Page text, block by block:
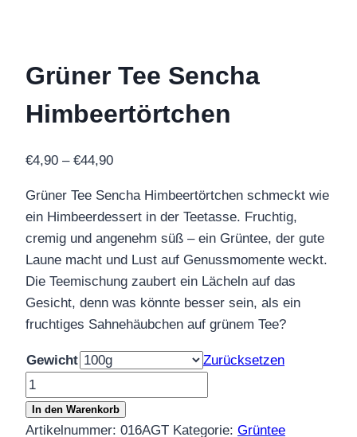
Grüner Tee Sencha
Himbeertörtchen
€4,90 – €44,90Preisspanne:
bis
€44,90
Grüner Tee Sencha Himbeertörtchen schmeckt wie
ein Himbeerdessert in der Teetasse. Fruchtig,
cremig und angenehm süß – ein Grüntee, der gute
Laune macht und Lust auf Genussmomente weckt.
Die Teemischung zaubert ein Lächeln auf das
Gesicht, denn was könnte besser sein, als ein
fruchtiges Sahnehäubchen auf grünem Tee?
Gewicht
Zurücksetzen
Grüner
Tee
Sencha
In den Warenkorb
Artikelnummer: 016AGT Kategorie: Grüntee